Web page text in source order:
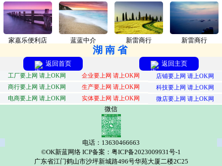
家嘉乐便利店 蓝蓝中介 新雷商行 新雷商行
湖南省
返回首页 返回主页
工厂要上网 请上OK网 企业要上网 请上OK网
店铺要上网 请上OK网
商行要上网 请上OK网
生产要上网 请上OK网
科技要上网 请上OK网
电商要上网 请上OK网
实体要上网 请上OK网 微店要上网 请上OK网
微信
电话：13630466663
©OK新蓝网络 ICP备案：粤ICP备2023009931号-1
广东省江门鹤山市沙坪新城路496号华苑大厦二楼2C25